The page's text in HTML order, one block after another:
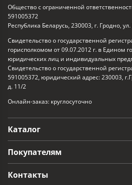
Общество с ограниченной
591005372
Республика Беларусь, 230003, г. Гродно,
Свидетельство о государственной
горисполкомом от 09.07.2012 г. в Едином
юридических лиц и индивидуальных
Свидетельство о государственной
591005372, юридический адрес: 230003,
д. 11/2
Онлайн-заказ: круглосуточно
Каталог
Покупателям
Контакты